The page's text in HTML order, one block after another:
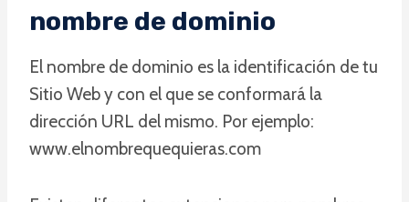
nombre de dominio
El nombre de dominio es la identificación de tu
Sitio Web y con el que se conformará la
dirección URL del mismo. Por ejemplo:
www.elnombrequequieras.com